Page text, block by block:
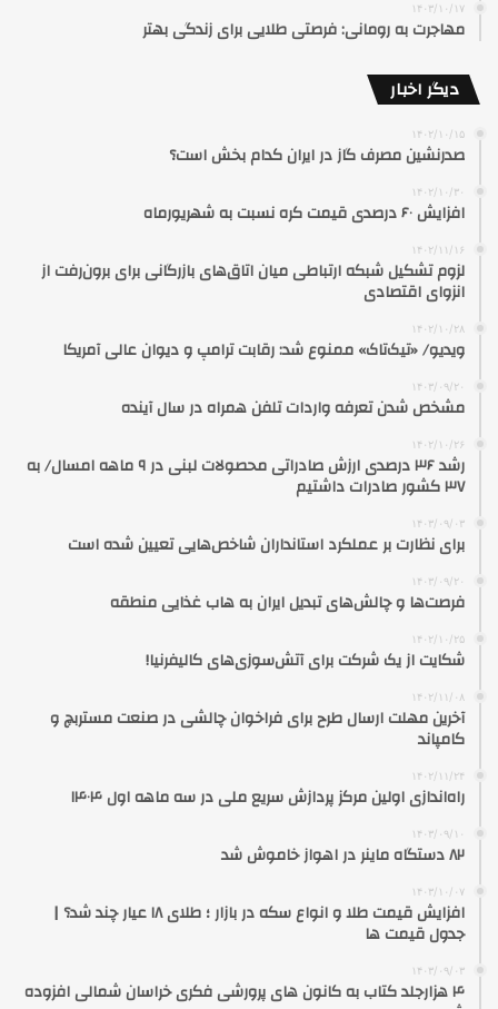
۱۴۰۳/۱۰/۱۷
مهاجرت به رومانی: فرصتی طلایی برای زندگی بهتر
دیگر اخبار
۱۴۰۲/۱۰/۱۵
صدرنشین مصرف گاز در ایران کدام بخش است؟
۱۴۰۲/۱۰/۳۰
افزایش ۶۰ درصدی قیمت کره نسبت به شهریورماه
۱۴۰۲/۱۱/۱۶
لزوم تشکیل شبکه ارتباطی میان اتاق‌های بازرگانی برای برون‌رفت از
انزوای اقتصادی
۱۴۰۲/۱۰/۲۸
ویدیو/ «تیک‌تاک» ممنوع شد: رقابت ترامپ و دیوان عالی آمریکا
۱۴۰۳/۰۹/۲۰
مشخص شدن تعرفه واردات تلفن همراه در سال آینده
۱۴۰۲/۱۰/۲۶
رشد ۳۶ درصدی ارزش صادراتی محصولات لبنی در ۹ ماهه امسال/ به
۳۷ کشور صادرات داشتیم
۱۴۰۳/۰۹/۰۳
برای نظارت بر عملکرد استانداران شاخص‌هایی تعیین شده است
۱۴۰۳/۰۹/۲۰
فرصت‌ها و چالش‌های تبدیل ایران به هاب غذایی منطقه
۱۴۰۲/۱۰/۲۵
شکایت از یک شرکت برای آتش‌سوزی‌های کالیفرنیا!
۱۴۰۲/۱۱/۰۸
آخرین مهلت ارسال طرح برای فراخوان چالشی در صنعت مستربچ و
کامپاند
۱۴۰۲/۱۱/۲۴
راه‌اندازی اولین مرکز پردازش سریع ملی در سه ماهه اول ۱۴۰۴
۱۴۰۳/۰۹/۱۰
۸۲ دستگاه ماینر در اهواز خاموش شد
۱۴۰۳/۱۰/۰۷
افزایش قیمت طلا و انواع سکه در بازار ؛ طلای ۱۸ عیار چند شد؟ |
جدول قیمت ها
۱۴۰۳/۰۹/۰۳
۴ هزارجلد کتاب به کانون های پرورشی فکری خراسان شمالی افزوده